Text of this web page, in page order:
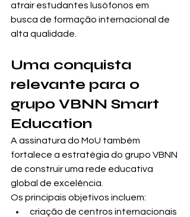
atrair estudantes lusófonos em
busca de formação internacional de
alta qualidade.
Uma conquista
relevante para o
grupo VBNN Smart
Education
A assinatura do MoU também
fortalece a estratégia do grupo VBNN
de construir uma rede educativa
global de excelência.
Os principais objetivos incluem:
criação de centros internacionais